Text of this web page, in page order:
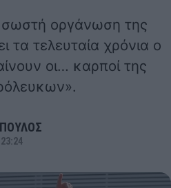
οργάνωση της
τα τελευταία χρόνια ο
οι… καρποί της